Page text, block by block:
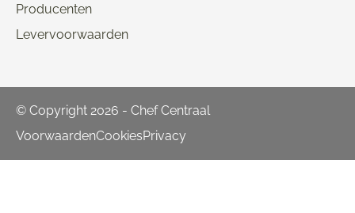
Producenten
Levervoorwaarden
© Copyright 2026 - Chef Centraal
VoorwaardenCookiesPrivacy